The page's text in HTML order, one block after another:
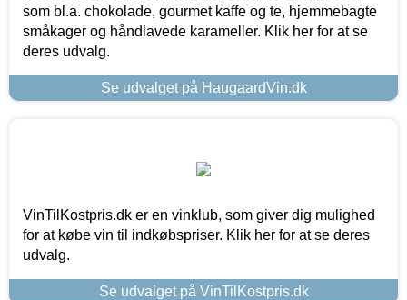
som bl.a. chokolade, gourmet kaffe og te, hjemmebagte
småkager og håndlavede karameller. Klik her for at se
deres udvalg.
Se udvalget på HaugaardVin.dk
VinTilKostpris.dk er en vinklub, som giver dig mulighed
for at købe vin til indkøbspriser. Klik her for at se deres
udvalg.
Se udvalget på VinTilKostpris.dk